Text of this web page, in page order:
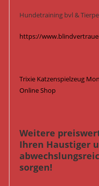
Hundetraining bvl &
https://
Trixie Katzenspielzeug
Online Shop
Weitere
Ihren Haustiger
sorgen!